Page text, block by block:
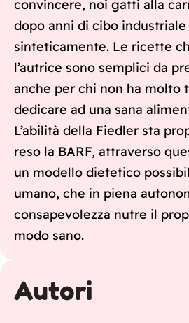
convincere, noi gatti alla
dopo anni di cibo
sinteticamente. Le ricette
l’autrice sono semplici da
anche per chi non ha molto
dedicare ad una sana
L’abilità della Fiedler sta
reso la BARF, attraverso
un modello dietetico
umano, che in piena
consapevolezza nutre il
modo sano.
Autori